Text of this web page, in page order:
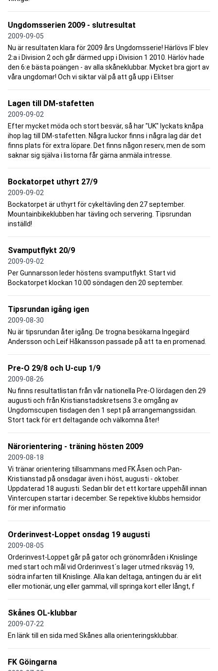
Ungdomsserien 2009 - slutresultat
2009-09-05
Nu är resultaten klara för 2009 års Ungdomsserie! Härlövs IF blev
2:a i Division 2 och går därmed upp i Division 1 2010. Härlöv hade
den 6:e bästa poängen - av alla skåneklubbar. Mycket bra gjort av
våra ungdomar! Och vi siktar väl på att gå upp i Elitser
Lagen till DM-stafetten
2009-09-02
Efter mycket möda och stort besvär, så har "UK" lyckats knåpa
ihop lag till DM-stafetten. Några luckor finns i några lag där det
finns plats för extra löpare. Det finns någon reserv, men de som
saknar sig själva i listorna får gärna anmäla intresse.
Bockatorpet uthyrt 27/9
2009-09-02
Bockatorpet är uthyrt för cykeltävling den 27 september.
Mountainbikeklubben har tävling och servering. Tipsrundan
inställd!
Svamputflykt 20/9
2009-09-02
Per Gunnarsson leder höstens svamputflykt. Start vid
Bockatorpet klockan 10.00 söndagen den 20 september.
Tipsrundan igång igen
2009-08-30
Nu är tipsrundan åter igång. De trogna besökarna Ingegärd
Andersson och Leif Håkansson passade på att ta en promenad.
Pre-O 29/8 och U-cup 1/9
2009-08-26
Nu finns resultatlistan från vår nationella Pre-O lördagen den 29
augusti och från Kristianstadskretsens 3:e omgång av
Ungdomscupen tisdagen den 1 sept på arrangemangssidan.
Stort tack för ert deltagande och välkomna åter!
Närorientering - träning hösten 2009
2009-08-18
Vi tränar orientering tillsammans med FK Åsen och Pan-
Kristianstad på onsdagar även i höst, augusti - oktober.
Uppdaterad 18 augusti. Sedan blir det ett kortare uppehåll innan
Vintercupen startar i december. Se repektive klubbs hemsidor
för mer informatio
Orderinvest-Loppet onsdag 19 augusti
2009-08-05
Orderinvest-Loppet går på gator och grönområden i Knislinge
med start och mål vid Orderinvest´s lager utmed riksväg 19,
södra infarten till Knislinge. Alla kan deltaga, antingen du är elit
eller motionär, ung eller gammal, vill springa kort eller långt, f
Skånes OL-klubbar
2009-07-22
En länk till en sida med Skånes alla orienteringsklubbar.
FK Göingarna